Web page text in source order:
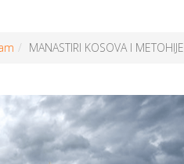
MANASTIRI KOSOVA I METOHIJE